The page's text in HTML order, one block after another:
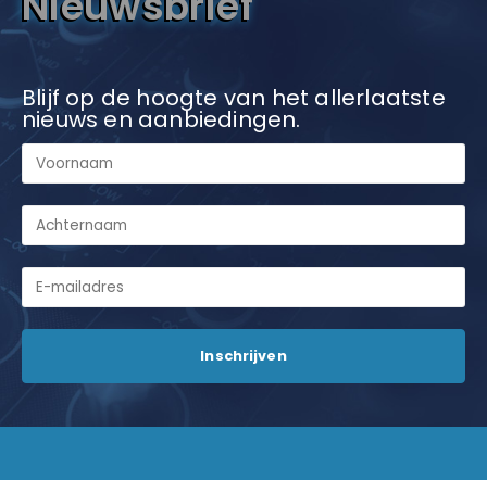
Blijf op de hoogte van het allerlaatste
nieuws en aanbiedingen.